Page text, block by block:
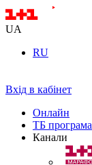
UA
RU
Вхід в кабінет
Онлайн
ТБ програма
Канали